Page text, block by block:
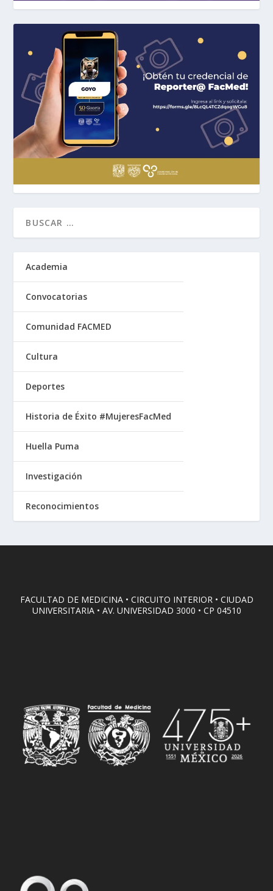
Academia
Convocatorias
Comunidad FACMED
Cultura
Deportes
Historia de Éxito #MujeresFacMed
Huella Puma
Investigación
Reconocimientos
FACULTAD DE MEDICINA • CIRCUITO INTERIOR • CIUDAD
UNIVERSITARIA • AV. UNIVERSIDAD 3000 • CP 04510